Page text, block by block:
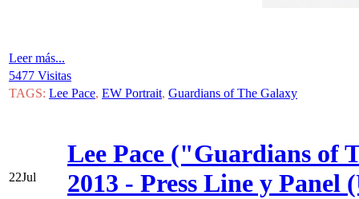
Leer más...
5477 Visitas
TAGS: Lee Pace, EW Portrait, Guardians of The Galaxy
22Jul
Lee Pace ("Guardians of
2013 - Press Line y Panel